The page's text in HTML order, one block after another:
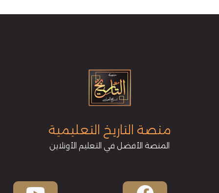
منصة التاريخ التعليمية
المنصة الأفضل في التعليم الأونلاين